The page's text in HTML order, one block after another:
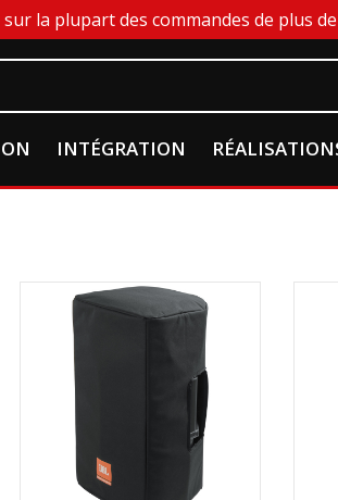
la plupart des commandes de plus
INTÉGRATION